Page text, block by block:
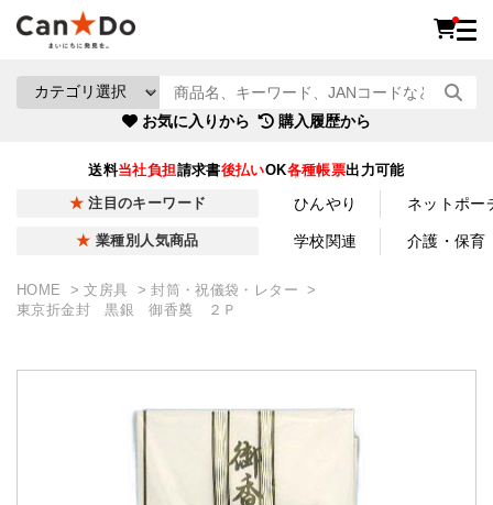
お気に入りから 購入履歴から
送料当社負担請求書後払いOK各種帳票出力可能
注目のキーワード ひんやり ネットポー
業種別人気商品 学校関連 介護・保育
HOME 文房具
封筒・祝儀袋・レター
東京折金封 黒銀 御香奠 ２Ｐ